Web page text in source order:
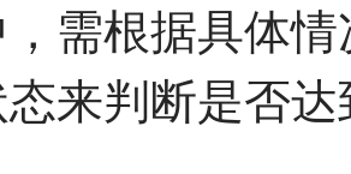
需根据具体
来判断是否